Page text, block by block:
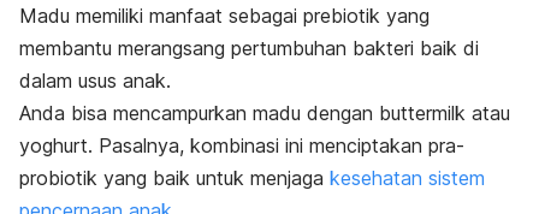
Madu memiliki manfaat sebagai prebiotik yang
membantu merangsang pertumbuhan bakteri baik di
dalam usus anak.
Anda bisa mencampurkan madu dengan buttermilk atau
yoghurt. Pasalnya, kombinasi ini menciptakan pra-
probiotik yang baik untuk menjaga kesehatan sistem